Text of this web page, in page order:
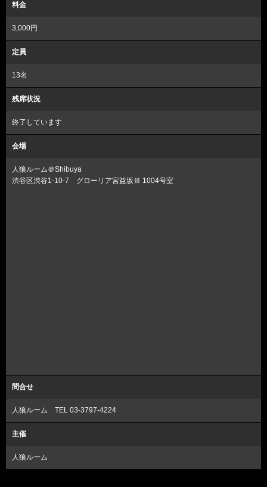
料金
3,000円
定員
13名
残席状況
終了しています
会場
人狼ルーム＠Shibuya
渋谷区渋谷1-10-7 グローリア宮益坂Ⅲ 1004号室
問合せ
人狼ルーム TEL 03-3797-4224
主催
人狼ルーム